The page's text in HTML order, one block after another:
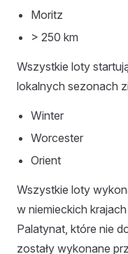
Moritz
> 250 km
Wszystkie loty
lokalnych sezonach
Winter
Worcester
Orient
Wszystkie loty
w niemieckich
Palatynat, które nie
zostały wykonane